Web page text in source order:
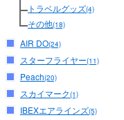
トラベルグッズ(4)
その他(18)
AIR DO(24)
スターフライヤー(11)
Peach(20)
スカイマーク(1)
IBEXエアラインズ(5)